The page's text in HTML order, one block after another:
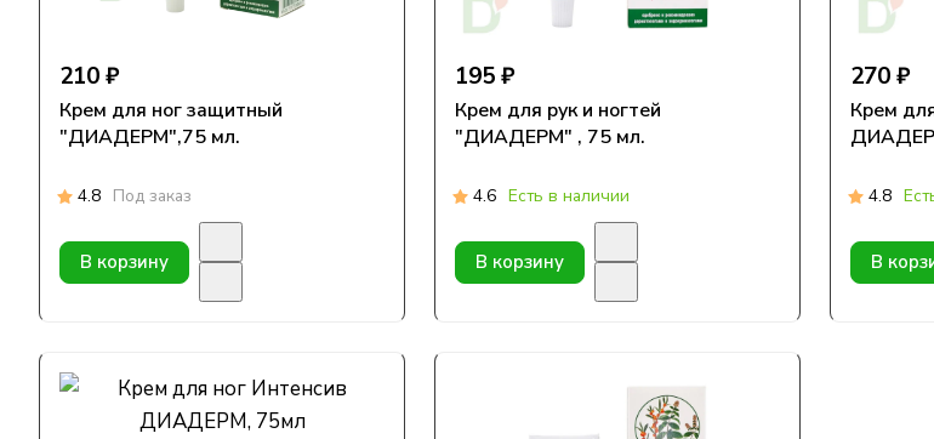
210 ₽
Крем для ног защитный
"ДИАДЕРМ",75 мл.
4.8 Под заказ
В корзину
195 ₽
Крем для рук и ногтей
"ДИАДЕРМ" , 75 мл.
4.6 Есть в наличии
В корзину
270 ₽
Крем
4.8
В